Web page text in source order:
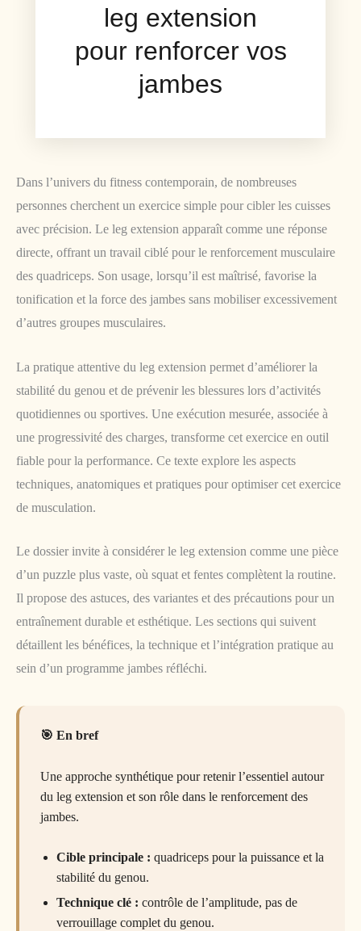
leg extension
pour renforcer vos
jambes
Dans l’univers du fitness contemporain, de nombreuses
personnes cherchent un exercice simple pour cibler les cuisses
avec précision. Le leg extension apparaît comme une réponse
directe, offrant un travail ciblé pour le renforcement musculaire
des quadriceps. Son usage, lorsqu’il est maîtrisé, favorise la
tonification et la force des jambes sans mobiliser excessivement
d’autres groupes musculaires.
La pratique attentive du leg extension permet d’améliorer la
stabilité du genou et de prévenir les blessures lors d’activités
quotidiennes ou sportives. Une exécution mesurée, associée à
une progressivité des charges, transforme cet exercice en outil
fiable pour la performance. Ce texte explore les aspects
techniques, anatomiques et pratiques pour optimiser cet exercice
de musculation.
Le dossier invite à considérer le leg extension comme une pièce
d’un puzzle plus vaste, où squat et fentes complètent la routine.
Il propose des astuces, des variantes et des précautions pour un
entraînement durable et esthétique. Les sections qui suivent
détaillent les bénéfices, la technique et l’intégration pratique au
sein d’un programme jambes réfléchi.
En bref
Une approche synthétique pour retenir l’essentiel autour
du leg extension et son rôle dans le renforcement des
jambes.
Cible principale : quadriceps pour la puissance et la
stabilité du genou.
Technique clé : contrôle de l’amplitude, pas de
verrouillage complet du genou.